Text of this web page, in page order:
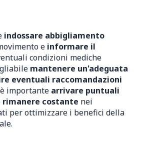
indossare abbigliamento
e informare il
condizioni mediche
mantenere un'adeguata
eventuali raccomandazioni
importante arrivare puntuali
rimanere costante nei
per ottimizzare i benefici della